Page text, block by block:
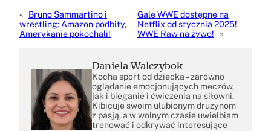
«
Bruno Sammartino i
wrestling: Amazon podbity,
Amerykanie pokochali!
Gale WWE dostępne na
Netflix od stycznia 2025!
WWE Raw na żywo!
»
Daniela Walczybok
Kocha sport od dziecka – zarówno
oglądanie emocjonujących meczów,
jak i bieganie i ćwiczenia na siłowni.
Kibicuje swoim ulubionym drużynom
z pasją, a w wolnym czasie uwielbiam
trenować i odkrywać interesujące